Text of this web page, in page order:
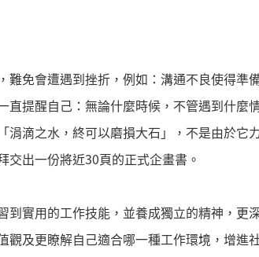
難免會遭遇到挫折，例如：溝通不良使得準
直提醒自己：無論什麼時候，不管遇到什麼
涓滴之水，終可以磨損大石」，不是由於它
交出一份將近30頁的正式企畫書。
到實用的工作技能，並養成獨立的精神，更
觀及更瞭解自己適合哪一種工作環境，增進